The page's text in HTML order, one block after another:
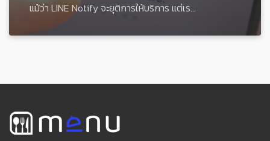
แม้ว่า LINE Notify จะยุติการให้บริการ แต่เร...